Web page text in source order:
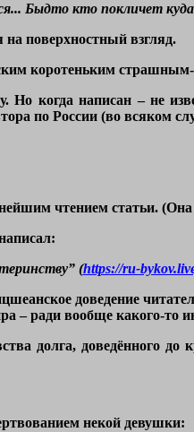
Быдто кто покличет
поверхностный взгляд.
коротеньким
Но когда написан – не
по России (во всяком
чтением статьи.
(https://ru-
доведение
– ради вообще какого-то
долга, доведённого
некой девушки: